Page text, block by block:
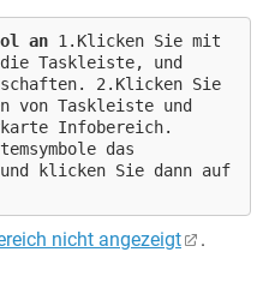
an 1.Klicken Sie mit
Taskleiste, und
2.Klicken Sie
von Taskleiste und
Infobereich.
das
klicken Sie dann auf
nicht angezeigt .